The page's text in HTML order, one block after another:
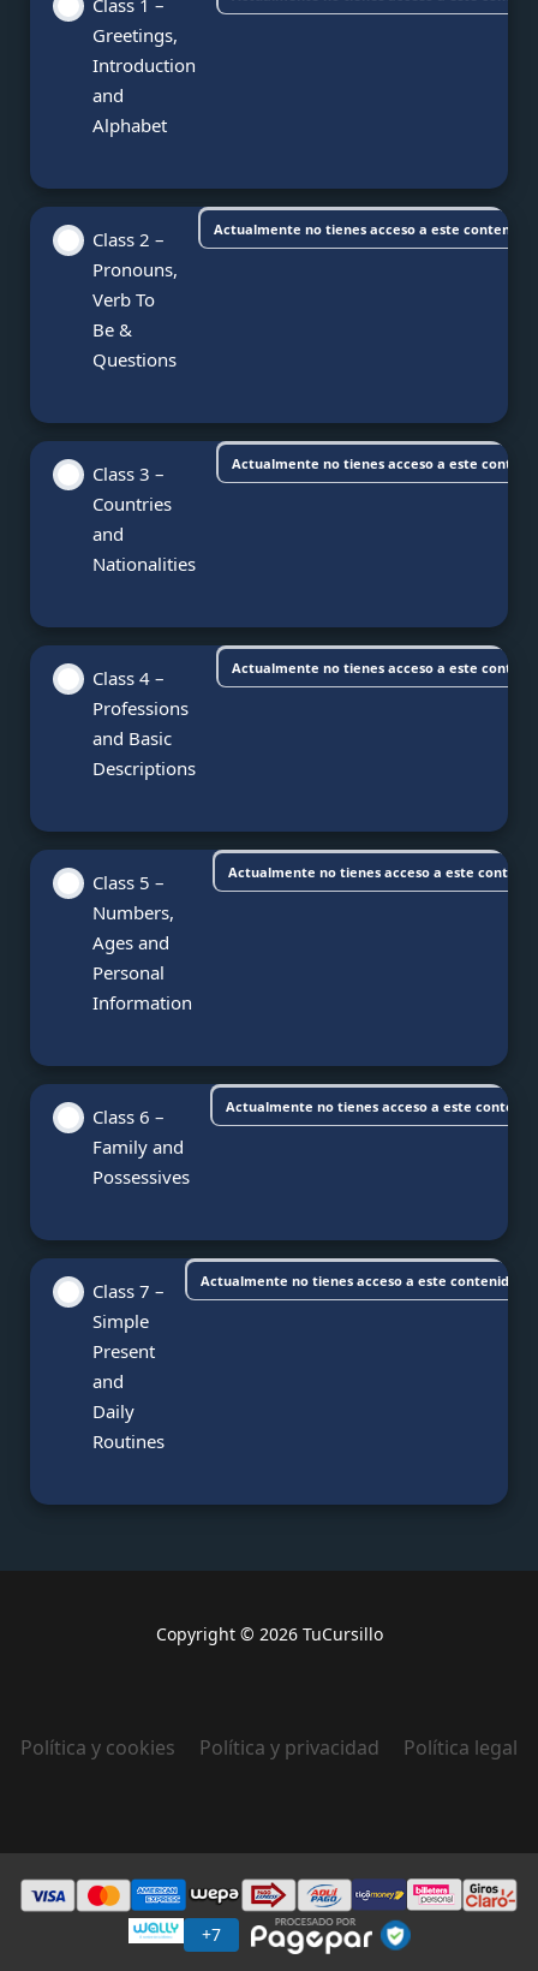
Greetings,
Introduction
and
Alphabet
Class 2 –
Pronouns,
Verb To
Be &
Questions
Actualmente no tienes acceso a este contenido
Class 3 –
Countries
and
Nationalities
Actualmente no tienes acceso a este
Class 4 –
Professions
and Basic
Descriptions
Actualmente no tienes acceso a este
Class 5 –
Numbers,
Ages and
Personal
Information
Actualmente no tienes acceso a este
Class 6 –
Family and
Possessives
Actualmente no tienes acceso a este
Class 7 –
Simple
Present
and
Daily
Routines
Actualmente no tienes acceso a este contenido
Copyright © 2026 TuCursillo
Política y cookies Política y privacidad Política legal